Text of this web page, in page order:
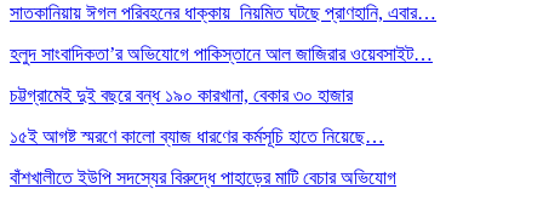
সাতকানিয়ায় ঈগল পরিবহনের ধাক্কায় নিয়মিত ঘটছে প্রাণহানি, এবার…
হলুদ সাংবাদিকতা’র অভিযোগে পাকিস্তানে আল জাজিরার ওয়েবসাইট…
চট্টগ্রামেই দুই বছরে বন্ধ ১৯০ কারখানা, বেকার ৩০ হাজার
১৫ই আগষ্ট স্মরণে কালো ব্যাজ ধারণের কর্মসূচি হাতে নিয়েছে…
বাঁশখালীতে ইউপি সদস্যের বিরুদ্ধে পাহাড়ের মাটি বেচার অভিযোগ